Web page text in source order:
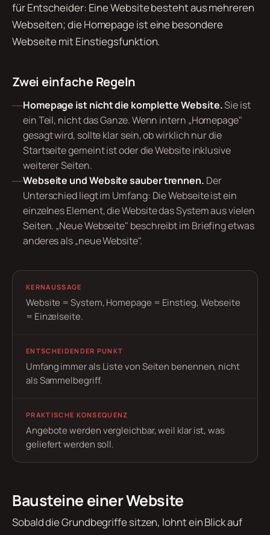
für Entscheider: Eine Website besteht aus mehreren
Webseiten; die Homepage ist eine besondere
Webseite mit Einstiegsfunktion.
Zwei einfache Regeln
Homepage ist nicht die komplette Website.Sie ist
ein Teil, nicht das Ganze. Wenn intern „Homepage"
gesagt wird, sollte klar sein, ob wirklich nur die
Startseite gemeint ist oder die Website inklusive
weiterer Seiten.
Webseite und Website sauber trennen. Der
Unterschied liegt im Umfang: Die Webseite ist ein
einzelnes Element, die Website das System aus vielen
Seiten. „Neue Webseite" beschreibt im Briefing etwas
anderes als „neue Website".
KERNAUSSAGE
Website = System, Homepage = Einstieg, Webseite
= Einzelseite.
ENTSCHEIDENDER PUNKT
Umfang immer als Liste von Seiten benennen, nicht
als Sammelbegriff.
PRAKTISCHE KONSEQUENZ
Angebote werden vergleichbar, weil klar ist, was
geliefert werden soll.
Bausteine einer Website
Sobald die Grundbegriffe sitzen, lohnt ein Blick auf